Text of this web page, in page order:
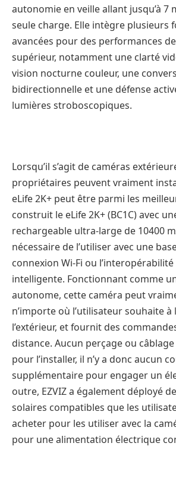
autonomie en veille allant jusqu’à 7
seule charge. Elle intègre plusieurs
avancées pour des performances
supérieur, notamment une clarté
vision nocturne couleur, une
bidirectionnelle et une défense
lumières stroboscopiques.
Lorsqu’il s’agit de caméras
propriétaires peuvent vraiment
eLife 2K+ peut être parmi les
construit le eLife 2K+ (BC1C) avec
rechargeable ultra-large de 10400
nécessaire de l’utiliser avec une
connexion Wi-Fi ou
intelligente. Fonctionnant comme
autonome, cette caméra peut
n’importe où l’utilisateur souhaite à
l’extérieur, et fournit des
distance. Aucun perçage ou câblage
pour l’installer, il n’y a donc aucun
supplémentaire pour engager un
outre, EZVIZ a également déployé
solaires compatibles que les
acheter pour les utiliser avec la
pour une alimentation électrique